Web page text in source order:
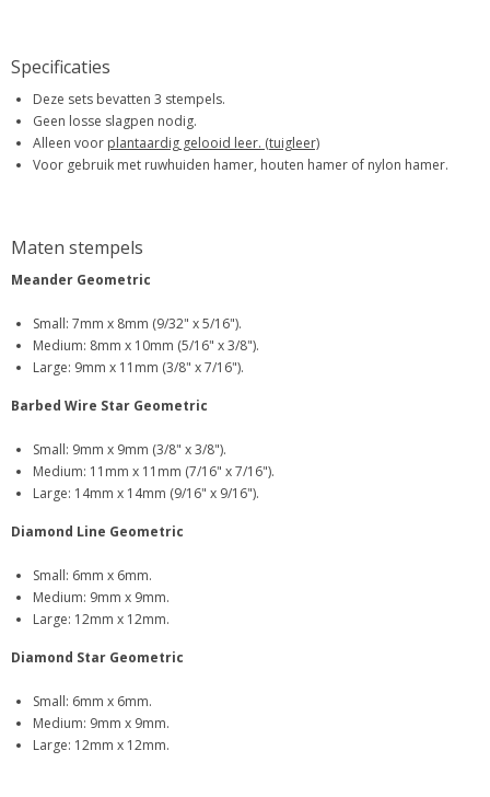
Specificaties
Deze sets bevatten 3 stempels.
Geen losse slagpen nodig.
Alleen voor plantaardig gelooid leer. (tuigleer)
Voor gebruik met ruwhuiden hamer, houten hamer of nylon hamer.
Maten stempels
Meander Geometric
Small: 7mm x 8mm (9/32" x 5/16").
Medium: 8mm x 10mm (5/16" x 3/8").
Large: 9mm x 11mm (3/8" x 7/16").
Barbed Wire Star Geometric
Small: 9mm x 9mm (3/8" x 3/8").
Medium: 11mm x 11mm (7/16" x 7/16").
Large: 14mm x 14mm (9/16" x 9/16").
Diamond Line Geometric
Small: 6mm x 6mm.
Medium: 9mm x 9mm.
Large: 12mm x 12mm.
Diamond Star Geometric
Small: 6mm x 6mm.
Medium: 9mm x 9mm.
Large: 12mm x 12mm.